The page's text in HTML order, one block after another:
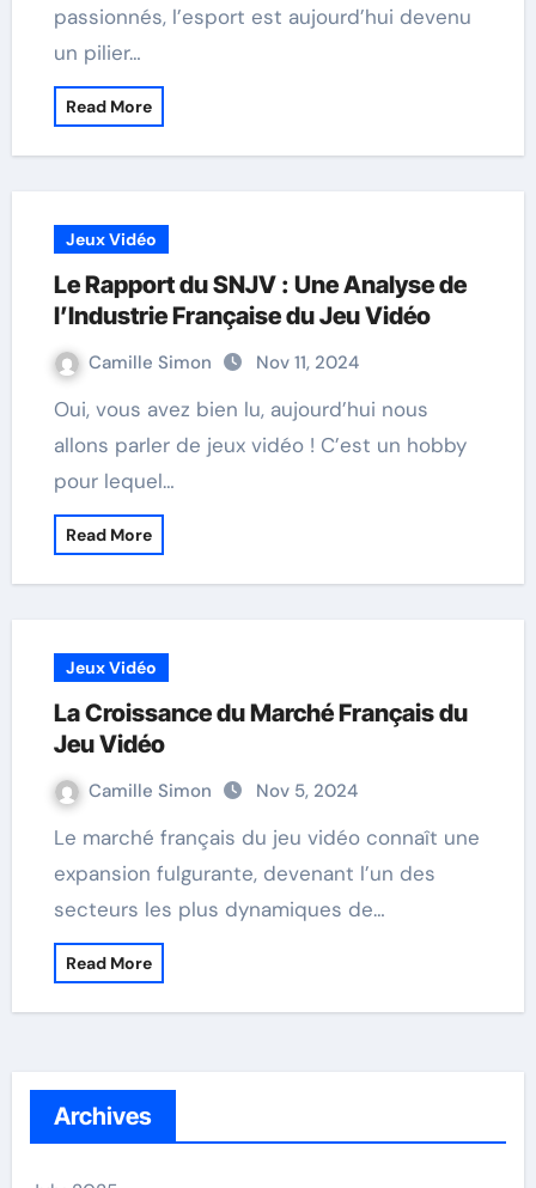
passionnés, l’esport est aujourd’hui devenu
un pilier…
Read More
Jeux Vidéo
Le Rapport du SNJV : Une Analyse de
l’Industrie Française du Jeu Vidéo
Camille Simon Nov 11, 2024
Oui, vous avez bien lu, aujourd’hui nous
allons parler de jeux vidéo ! C’est un hobby
pour lequel…
Read More
Jeux Vidéo
La Croissance du Marché Français du
Jeu Vidéo
Camille Simon Nov 5, 2024
Le marché français du jeu vidéo connaît une
expansion fulgurante, devenant l’un des
secteurs les plus dynamiques de…
Read More
Archives